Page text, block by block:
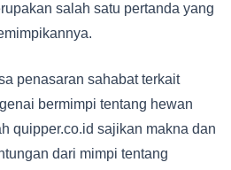
salah satu pertanda yang
penasaran sahabat terkait
bermimpi tentang hewan
quipper.co.id sajikan makna dan
dari mimpi tentang